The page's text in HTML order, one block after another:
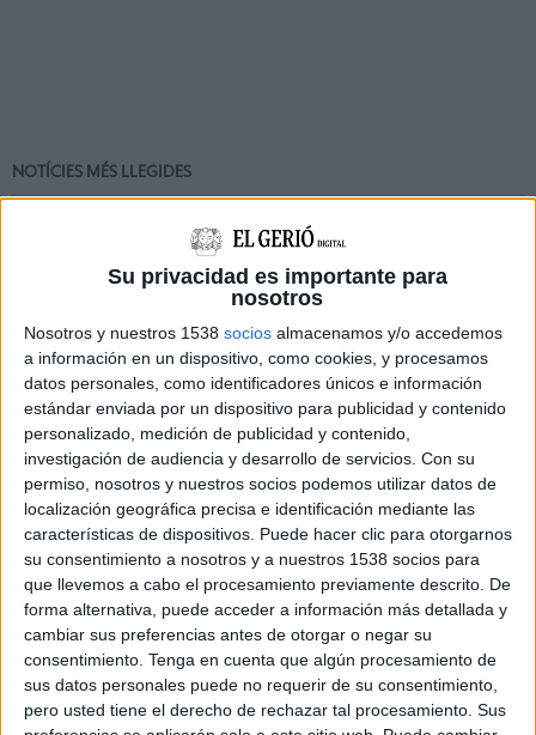
Su privacidad es importante para
nosotros
Nosotros y nuestros 1538 socios almacenamos y/o accedemos
a información en un dispositivo, como cookies, y procesamos
datos personales, como identificadores únicos e información
estándar enviada por un dispositivo para publicidad y contenido
personalizado, medición de publicidad y contenido,
investigación de audiencia y desarrollo de servicios. Con su
permiso, nosotros y nuestros socios podemos utilizar datos de
localización geográfica precisa e identificación mediante las
características de dispositivos. Puede hacer clic para otorgarnos
su consentimiento a nosotros y a nuestros 1538 socios para
que llevemos a cabo el procesamiento previamente descrito. De
forma alternativa, puede acceder a información más detallada y
cambiar sus preferencias antes de otorgar o negar su
consentimiento. Tenga en cuenta que algún procesamiento de
sus datos personales puede no requerir de su consentimiento,
pero usted tiene el derecho de rechazar tal procesamiento. Sus
NOTÍCIES MÉS LLEGIDES
Mor el conductor d’una moto d’aigua
en un xoc amb una embarcació a
Empuriabrava
L'alcalde de Figueres critica l’oferta de
l’Hotel Travé per acollir immigrants
arribats a Ceuta
Ja són 90 els denunciants de l'agència
de viatges de l'Escala investigada per
estafa
Marc Puigtió renuncia a ser alcaldable
d’ERC a Girona després dels àudios
DARRERES NOTÍCIES